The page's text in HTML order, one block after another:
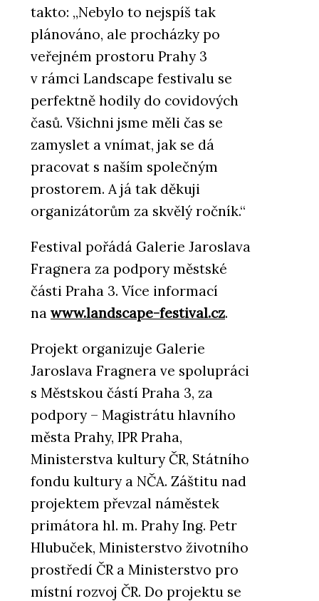
takto: „Nebylo to nejspíš tak
plánováno, ale procházky po
veřejném prostoru Prahy 3
v rámci Landscape festivalu se
perfektně hodily do covidových
časů. Všichni jsme měli čas se
zamyslet a vnímat, jak se dá
pracovat s naším společným
prostorem. A já tak děkuji
organizátorům za skvělý ročník.“
Festival pořádá Galerie Jaroslava
Fragnera za podpory městské
části Praha 3. Více informací
na www.landscape-festival.cz.
Projekt organizuje Galerie
Jaroslava Fragnera ve spolupráci
s Městskou částí Praha 3, za
podpory – Magistrátu hlavního
města Prahy, IPR Praha,
Ministerstva kultury ČR, Státního
fondu kultury a NČA. Záštitu nad
projektem převzal náměstek
primátora hl. m. Prahy Ing. Petr
Hlubuček, Ministerstvo životního
prostředí ČR a Ministerstvo pro
místní rozvoj ČR. Do projektu se